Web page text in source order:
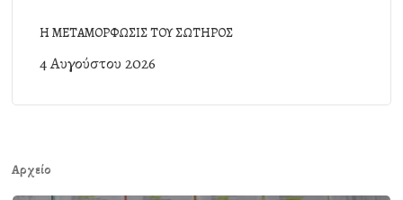
Η ΜΕΤΑΜΟΡΦΩΣΙΣ ΤΟΥ ΣΩΤΗΡΟΣ
4 Αυγούστου 2026
Αρχείο